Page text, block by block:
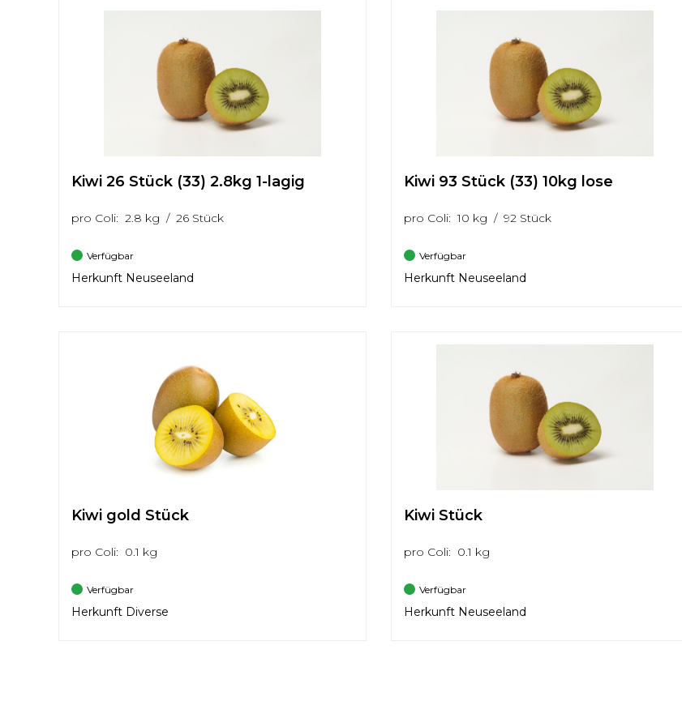
Kiwi 26 Stück (33) 2.8kg 1-lagig
pro Coli: 2.8 kg / 26 Stück
Verfügbar
Herkunft Neuseeland
Kiwi 93 Stück (33) 10kg lose
pro Coli: 10 kg / 92 Stück
Verfügbar
Herkunft Neuseeland
Kiwi gold Stück
pro Coli: 0.1 kg
Verfügbar
Herkunft Diverse
Kiwi Stück
pro Coli: 0.1 kg
Verfügbar
Herkunft Neuseeland